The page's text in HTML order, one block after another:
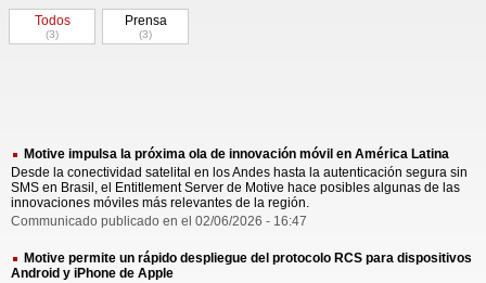
Todos
(3)
Prensa
(3)
Motive impulsa la próxima ola de innovación móvil en América Latina
Desde la conectividad satelital en los Andes hasta la autenticación segura sin
SMS en Brasil, el Entitlement Server de Motive hace posibles algunas de las
innovaciones móviles más relevantes de la región.
Communicado publicado en el 02/06/2026 - 16:47
Motive permite un rápido despliegue del protocolo RCS para dispositivos
Android y iPhone de Apple